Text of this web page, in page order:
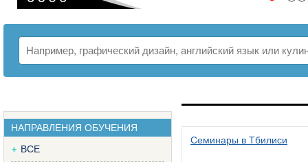
НАПРАВЛЕНИЯ ОБУЧЕНИЯ
ВСЕ
Семинары в Тбилиси